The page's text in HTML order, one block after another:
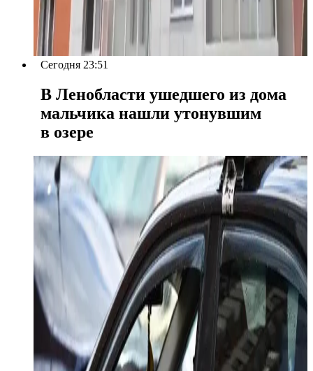
Сегодня 23:51
В Ленобласти ушедшего из дома
мальчика нашли утонувшим
в озере